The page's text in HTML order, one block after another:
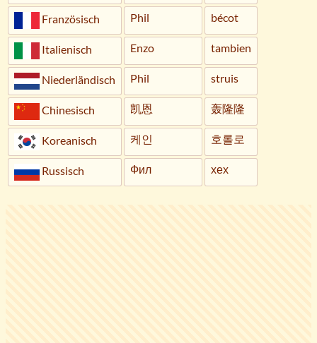
Französisch Phil bécot
Italienisch Enzo tambien
Niederländisch Phil struis
Chinesisch 凯恩 轰隆隆
Koreanisch 케인 호롤로
Russisch Фил хех